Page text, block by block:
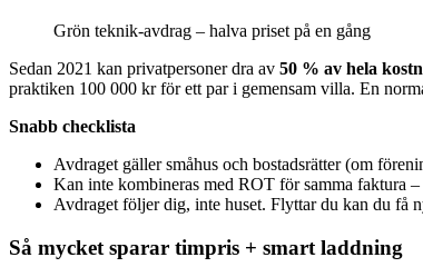
Grön teknik-avdrag – halva priset på en gång
Sedan 2021 kan privatpersoner dra av 50 % av hela
praktiken 100 000 kr för ett par i gemensam villa. En
Snabb checklista
Avdraget gäller småhus och bostadsrätter (om
Kan inte kombineras med ROT för samma faktura
Avdraget följer dig, inte huset. Flyttar du kan du få
Så mycket sparar timpris + smart laddning